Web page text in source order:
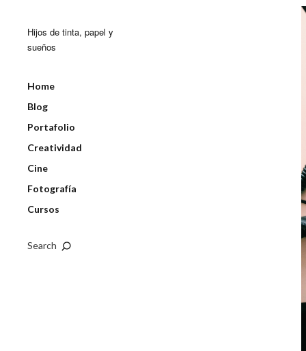
Hijos de tinta, papel y
sueños
Home
Blog
Portafolio
Creatividad
Cine
Fotografía
Cursos
Search